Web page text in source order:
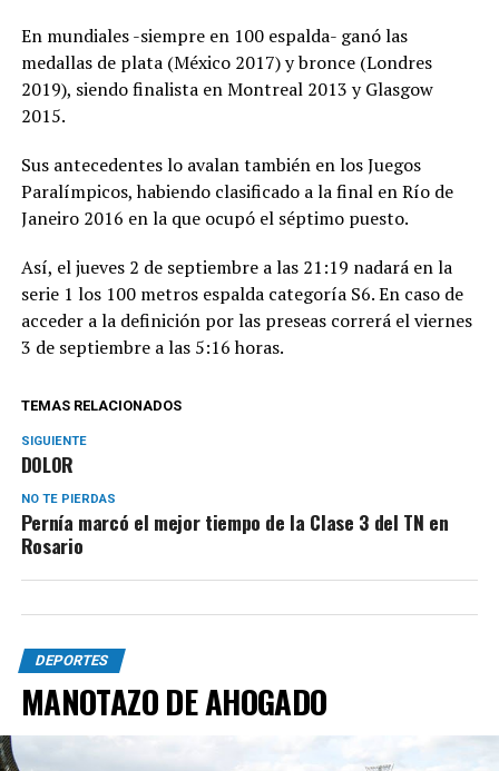
En mundiales -siempre en 100 espalda- ganó las
medallas de plata (México 2017) y bronce (Londres
2019), siendo finalista en Montreal 2013 y Glasgow
2015.
Sus antecedentes lo avalan también en los Juegos
Paralímpicos, habiendo clasificado a la final en Río de
Janeiro 2016 en la que ocupó el séptimo puesto.
Así, el jueves 2 de septiembre a las 21:19 nadará en la
serie 1 los 100 metros espalda categoría S6. En caso de
acceder a la definición por las preseas correrá el viernes
3 de septiembre a las 5:16 horas.
TEMAS RELACIONADOS
SIGUIENTE
DOLOR
NO TE PIERDAS
Pernía marcó el mejor tiempo de la Clase 3 del TN en
Rosario
DEPORTES
MANOTAZO DE AHOGADO